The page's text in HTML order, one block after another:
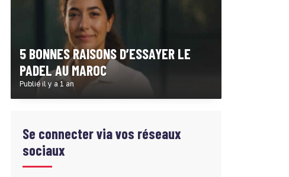
5 BONNES RAISONS D’ESSAYER LE
PADEL AU MAROC
Publié il y a 1 an
Se connecter via vos réseaux
sociaux